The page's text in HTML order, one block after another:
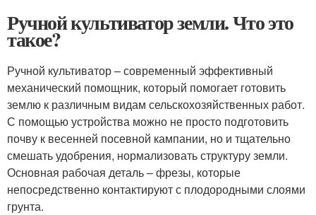
Ручной культиватор земли. Что это
такое?
Ручной культиватор – современный эффективный
механический помощник, который помогает готовить
землю к различным видам сельскохозяйственных работ.
С помощью устройства можно не просто подготовить
почву к весенней посевной кампании, но и тщательно
смешать удобрения, нормализовать структуру земли.
Основная рабочая деталь – фрезы, которые
непосредственно контактируют с плодородными слоями
грунта.